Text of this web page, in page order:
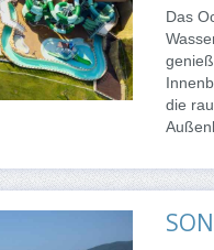
Das
die